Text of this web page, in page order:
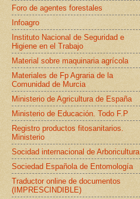
Foro de agentes forestales
Infoagro
Instituto Nacional de Seguridad e
Higiene en el Trabajo
Material sobre maquinaria agrícola
Materiales de Fp Agraria de la
Comunidad de Murcia
Ministerio de Agricultura de España
Ministerio de Educación. Todo F.P
Registro productos fitosanitarios.
Ministerio
Socidad internacional de Arboricultura
Sociedad Española de Entomología
Traductor online de documentos
(IMPRESCINDIBLE)